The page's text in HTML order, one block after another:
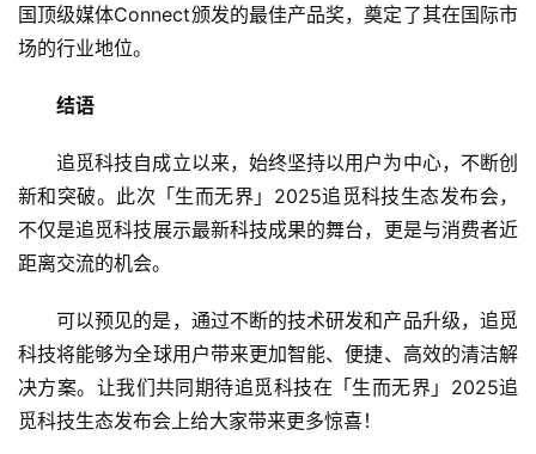
国顶级媒体Connect颁发的最佳产品奖，奠定了其在国际市
场的行业地位。
结语
追觅科技自成立以来，始终坚持以用户为中心，不断创
新和突破。此次「生而无界」2025追觅科技生态发布会，
不仅是追觅科技展示最新科技成果的舞台，更是与消费者近
距离交流的机会。
可以预见的是，通过不断的技术研发和产品升级，追觅
科技将能够为全球用户带来更加智能、便捷、高效的清洁解
决方案。让我们共同期待追觅科技在「生而无界」2025追
觅科技生态发布会上给大家带来更多惊喜！